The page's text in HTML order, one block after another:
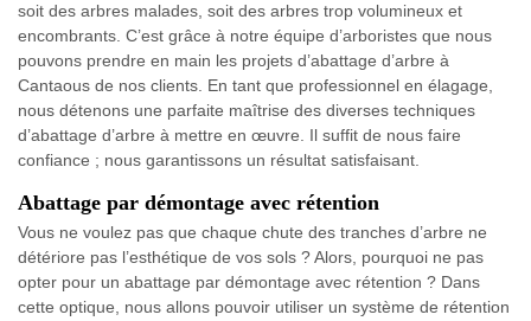
soit des arbres malades, soit des arbres trop volumineux et
encombrants. C’est grâce à notre équipe d’arboristes que nous
pouvons prendre en main les projets d’abattage d’arbre à
Cantaous de nos clients. En tant que professionnel en élagage,
nous détenons une parfaite maîtrise des diverses techniques
d’abattage d’arbre à mettre en œuvre. Il suffit de nous faire
confiance ; nous garantissons un résultat satisfaisant.
Abattage par démontage avec rétention
Vous ne voulez pas que chaque chute des tranches d’arbre ne
détériore pas l’esthétique de vos sols ? Alors, pourquoi ne pas
opter pour un abattage par démontage avec rétention ? Dans
cette optique, nous allons pouvoir utiliser un système de rétention